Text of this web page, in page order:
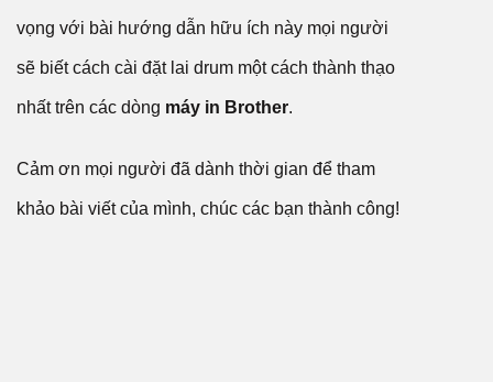
vọng với bài hướng dẫn hữu ích này mọi người
sẽ biết cách cài đặt lai drum một cách thành thạo
nhất trên các dòng máy in Brother.
Cảm ơn mọi người đã dành thời gian để tham
khảo bài viết của mình, chúc các bạn thành công!